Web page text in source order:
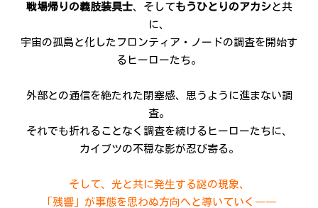
戦場帰りの義肢装具士、そしてもうひとりのアカシと共
に、
宇宙の孤島と化したフロンティア・ノードの調査を開始す
るヒーローたち。
外部との通信を絶たれた閉塞感、思うように進まない調
査。
それでも折れることなく調査を続けるヒーローたちに、
カイブツの不穏な影が忍び寄る。
そして、光と共に発生する謎の現象、
「残響」が事態を思わぬ方向へと導いていく――